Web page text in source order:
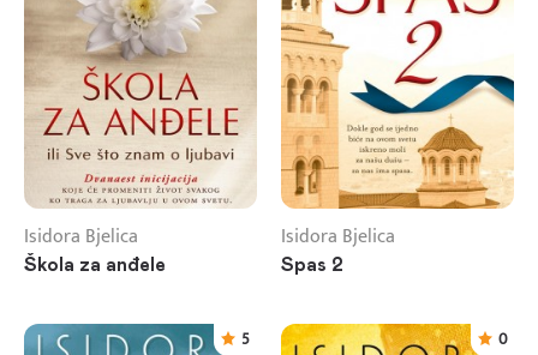
Isidora Bjelica
Škola za anđele
Isidora Bjelica
Spas 2
5 0